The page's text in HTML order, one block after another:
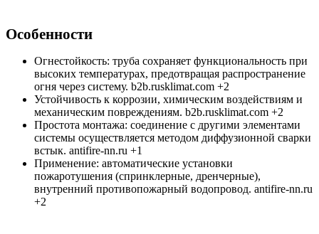
Особенности
Огнестойкость: труба сохраняет функциональность при
высоких температурах, предотвращая распространение
огня через систему. b2b.rusklimat.com +2
Устойчивость к коррозии, химическим воздействиям и
механическим повреждениям. b2b.rusklimat.com +2
Простота монтажа: соединение с другими элементами
системы осуществляется методом диффузионной сварки
встык. antifire-nn.ru +1
Применение: автоматические установки
пожаротушения (спринклерные, дренчерные),
внутренний противопожарный водопровод. antifire-nn.ru
+2